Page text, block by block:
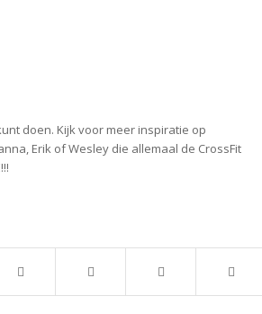
doen. Kijk voor meer inspiratie op
Erik of Wesley die allemaal de CrossFit